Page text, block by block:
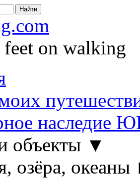
on walking
наследие
объекты ▼
озёра,